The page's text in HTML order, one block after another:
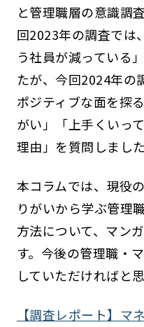
と管理職層の意識調
回2023年の調査では
う社員が減っている
たが、今回2024年の
ポジティブな面を探
がい」「上手くいっ
理由」を質問しました
本コラムでは、現役
りがいから学ぶ管理
方法について、マン
す。今後の管理職・
していただければと思
【調査レポート】マ